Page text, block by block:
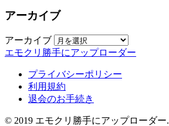
アーカイブ
アーカイブ
エモクリ勝手にアップローダー
プライバシーポリシー
利用規約
退会のお手続き
© 2019 エモクリ勝手にアップローダー.